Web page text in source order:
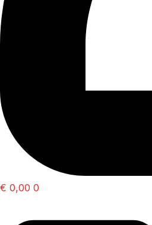
€ 0,00 0